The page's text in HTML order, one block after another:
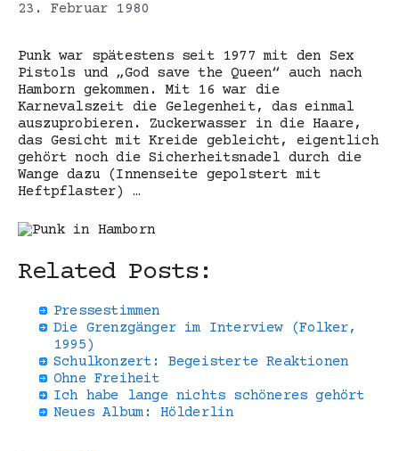
23. Februar 1980
Punk war spätestens seit 1977 mit den Sex
Pistols und „God save the Queen“ auch nach
Hamborn gekommen. Mit 16 war die
Karnevalszeit die Gelegenheit, das einmal
auszuprobieren. Zuckerwasser in die Haare,
das Gesicht mit Kreide gebleicht, eigentlich
gehört noch die Sicherheitsnadel durch die
Wange dazu (Innenseite gepolstert mit
Heftpflaster) …
Related Posts:
Pressestimmen
Die Grenzgänger im Interview (Folker,
1995)
Schulkonzert: Begeisterte Reaktionen
Ohne Freiheit
Ich habe lange nichts schöneres gehört
Neues Album: Hölderlin